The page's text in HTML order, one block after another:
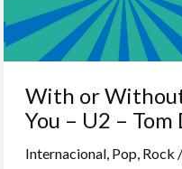
With or
You – U2 – Tom
Internacional, Pop, Rock /